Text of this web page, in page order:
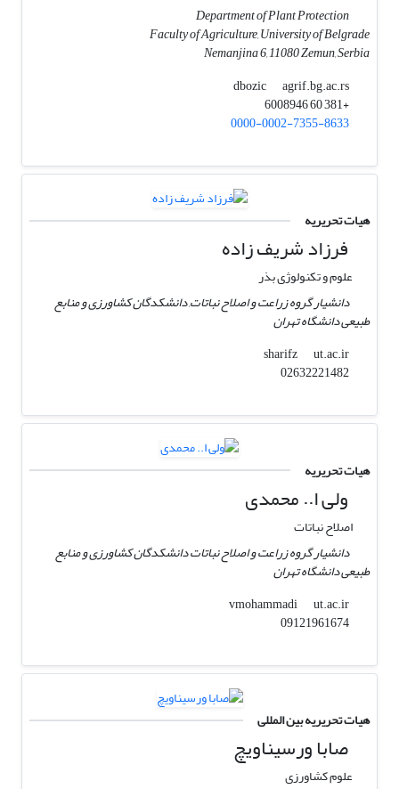
Department of Plant Protection
Faculty of Agriculture, University of Belgrade
Nemanjina 6, 11080 Zemun, Serbia
dbozic
agrif.bg.ac.rs
+381 60 6008946
0000-0002-7355-8633
هیات تحریریه
فرزاد شریف زاده
علوم و تکنولوژی بذر
دانشیار گروه زراعت و اصلاح نباتات, دانشکدگان کشاورزی و منابع
طبیعی دانشگاه تهران
sharifz
ut.ac.ir
02632221482
هیات تحریریه
ولی ا.. محمدی
اصلاح نباتات
دانشیار گروه زراعت و اصلاح نباتات دانشکدگان کشاورزی و منابع
طبیعی دانشگاه تهران
vmohammadi
ut.ac.ir
09121961674
هیات تحریریه بین المللی
صابا ورسیناویچ
علوم کشاورزی